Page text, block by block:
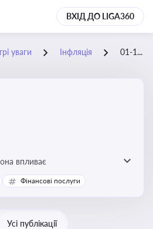
ВХІД ДО LIGA360
уваги Інфляція 01-11-2025
впливає
Фінансові послуги
Усі публікації